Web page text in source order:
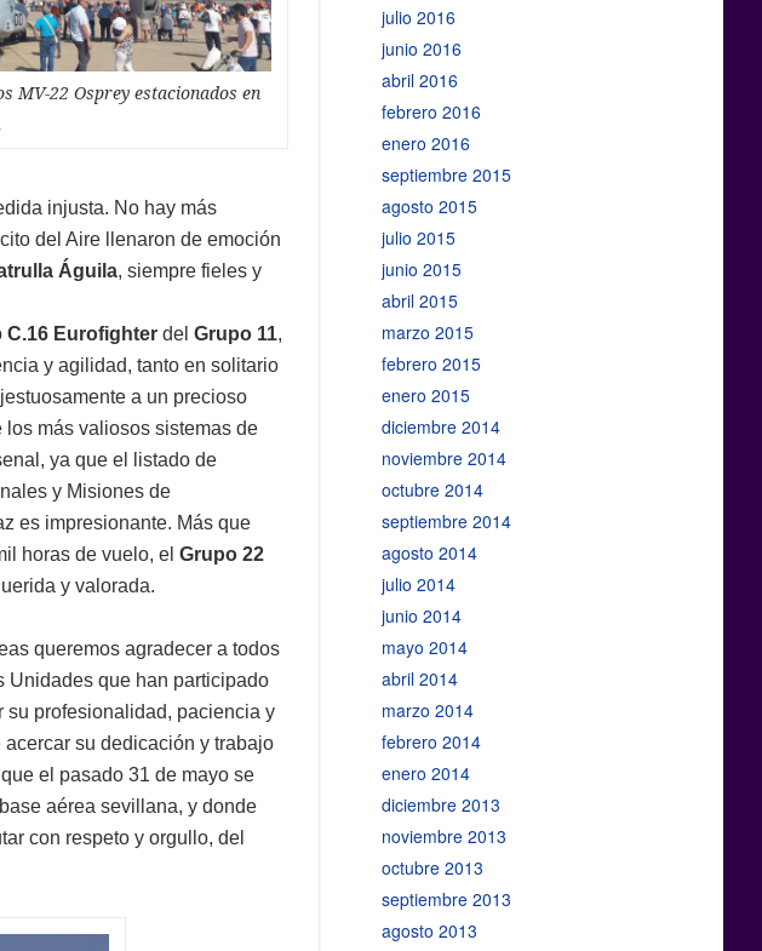
MV-22 Osprey estacionados en
injusta. No hay más
del Aire llenaron de emoción
Águila, siempre fieles y
C.16 Eurofighter del Grupo 11,
y agilidad, tanto en solitario
a un precioso
los más valiosos sistemas de
ya que el listado de
y Misiones de
es impresionante. Más que
horas de vuelo, el Grupo 22
y valorada.
queremos agradecer a todos
Unidades que han participado
su profesionalidad, paciencia y
su dedicación y trabajo
el pasado 31 de mayo se
aérea sevillana, y donde
con respeto y orgullo, del
julio 2016
junio 2016
abril 2016
febrero 2016
enero 2016
septiembre 2015
agosto 2015
julio 2015
junio 2015
abril 2015
marzo 2015
febrero 2015
enero 2015
diciembre 2014
noviembre 2014
octubre 2014
septiembre 2014
agosto 2014
julio 2014
junio 2014
mayo 2014
abril 2014
marzo 2014
febrero 2014
enero 2014
diciembre 2013
noviembre 2013
octubre 2013
septiembre 2013
agosto 2013